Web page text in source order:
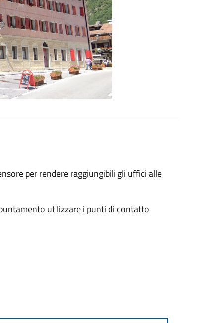
per rendere raggiungibili gli uffici alle
utilizzare i punti di contatto